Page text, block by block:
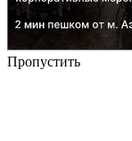
Пропустить